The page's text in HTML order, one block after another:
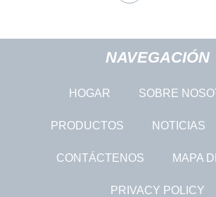
NAVEGACIÓN
HOGAR SOBRE
PRODUCTOS NOTICIAS
CONTÁCTENOS MAPA
PRIVACY POLICY